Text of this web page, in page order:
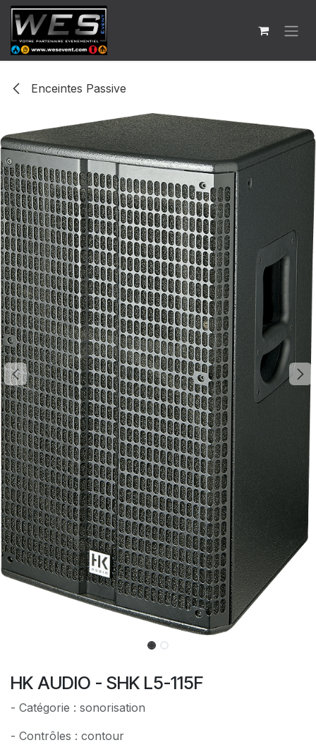
Se rendre au contenu
Enceintes Passive
HK AUDIO - SHK L5-115F
- Catégorie : sonorisation
- Contrôles : contour